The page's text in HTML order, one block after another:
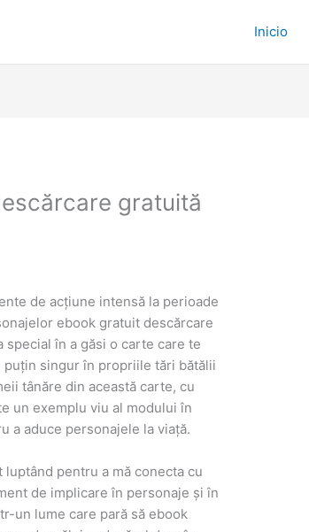
Inicio
gratuită
de acțiune intensă la perioade
ebook gratuit descărcare
în a găsi o carte care te
singur în propriile tări bătălii
tânăre din această carte, cu
un exemplu viu al modului în
a aduce personajele la viață.
pentru a mă conecta cu
de implicare în personaje și în
un lume care pară să ebook